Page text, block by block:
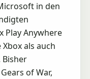
in den
Play Anywhere
als auch
Bisher
of War,